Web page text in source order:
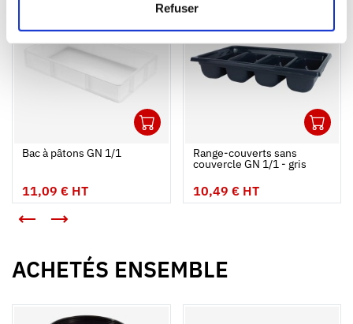
Refuser
Bac à pâtons GN 1/1
11,09 € HT
Range-couverts sans
couvercle GN 1/1 - gris
10,49 € HT
>
ACHETÉS ENSEMBLE